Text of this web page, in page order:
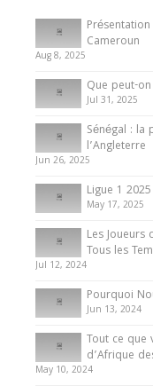
Tout ce que
d’Afrique des
10 May 2024
Internationales
Présentation de
du Cameroun
8 August 2025
Cameroun
Aug 8, 2025
Que peut-
Jul 31, 2025
Sénégal : la
l’Angleterre
Jun 26, 2025
Ligue 1
May 17, 2025
Les
Tous les
Jul 12, 2024
Pourquoi
Jun 13, 2024
Tout ce que
d’Afrique
May 10, 2024